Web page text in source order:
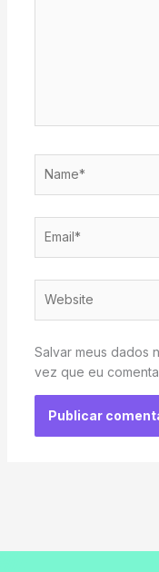
Salvar meus dados
vez que eu